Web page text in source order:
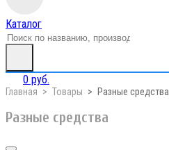
Каталог
0 руб.
Главная Товары Разные средства
Разные средства